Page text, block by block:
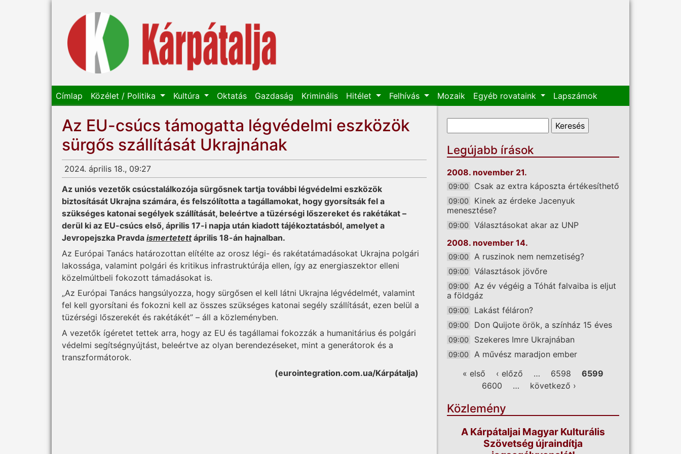
Címlap Közélet / Politika Kultúra Oktatás Gazdaság Kriminális Hitélet Felhívás Mozaik Egyéb rovataink Lapszámok
Az EU-csúcs támogatta légvédelmi eszközök
sürgős szállítását Ukrajnának
2024. április 18., 09:27
Az uniós vezetők csúcstalálkozója sürgősnek tartja további légvédelmi eszközök
biztosítását Ukrajna számára, és felszólította a tagállamokat, hogy gyorsítsák fel a
szükséges katonai segélyek szállítását, beleértve a tüzérségi lőszereket és rakétákat –
derül ki az EU-csúcs első, április 17-i napja után kiadott tájékoztatásból, amelyet a
Jevropejszka Pravda ismertetettáprilis 18-án hajnalban.
Az Európai Tanács határozottan elítélte az orosz légi- és rakétatámadásokat Ukrajna polgári
lakossága, valamint polgári és kritikus infrastruktúrája ellen, így az energiaszektor elleni
közelmúltbeli fokozott támadásokat is.
„Az Európai Tanács hangsúlyozza, hogy sürgősen el kell látni Ukrajna légvédelmét, valamint
fel kell gyorsítani és fokozni kell az összes szükséges katonai segély szállítását, ezen belül a
tüzérségi lőszerekét és rakétákét” – áll a közleményben.
A vezetők ígéretet tettek arra, hogy az EU és tagállamai fokozzák a humanitárius és polgári
védelmi segítségnyújtást, beleértve az olyan berendezéseket, mint a generátorok és a
transzformátorok.
(eurointegration.com.ua/Kárpátalja)
Keresés űrlap
Legújabb írások
2008. november 21.
09:00 Csak az extra káposzta értékesíthető
09:00
Kinek az érdeke Jacenyuk
menesztése?
09:00
Választásokat akar az UNP
2008. november 14.
09:00 A ruszinok nem nemzetiség?
09:00 Választások jövőre
09:00
Az év végéig a Tóhát falvaiba is eljut
a földgáz
09:00 Lakást féláron?
09:00 Don Quijote örök, a színház 15 éves
09:00 Szekeres Imre Ukrajnában
09:00 A művész maradjon ember
Oldalak
« első ‹ előző … 6598
6599
6600
… következő ›
Közlemény
A Kárpátaljai Magyar Kulturális
Szövetség újraindítja